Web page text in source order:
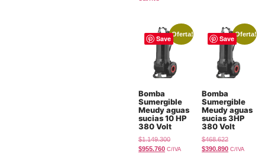
Save¡Oferta!
Bomba
Sumergible
Meudy aguas
sucias 10 HP
380 Volt
$1.149.300
$955.760 C/IVA
Save¡Oferta!
Bomba
Sumergible
Meudy aguas
sucias 3HP
380 Volt
$468.622
$390.890 C/IVA